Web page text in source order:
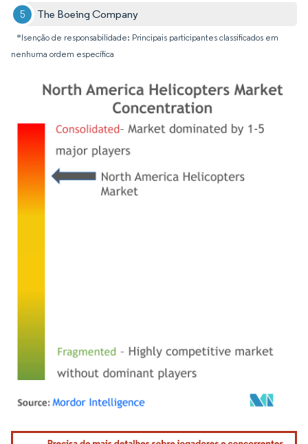
The Boeing Company
*Isenção de responsabilidade: Principais participantes classificados em
nenhuma ordem específica
Imagem © Mordor Intelligence. O reuso requer atribuição conforme CC BY 4.0.